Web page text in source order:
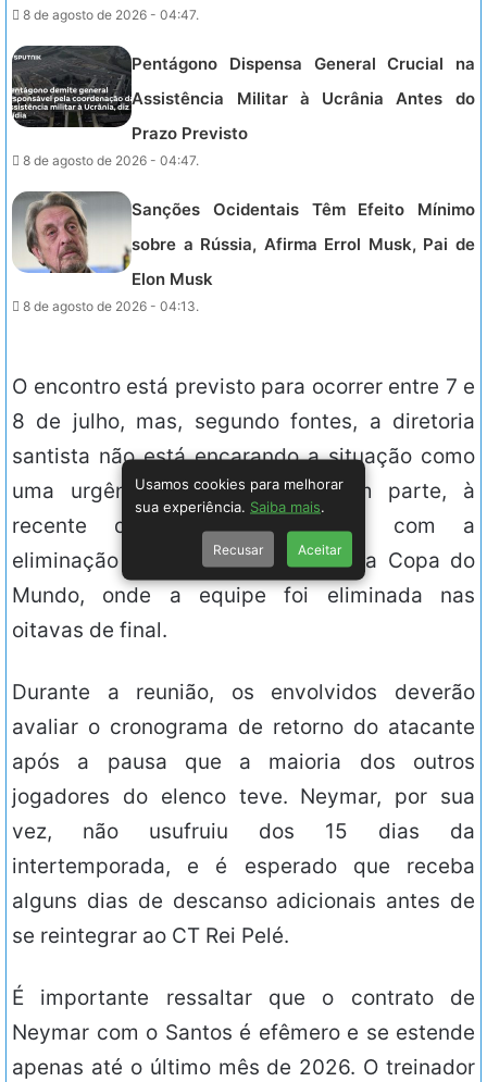
8 de agosto de 2026 - 04:47.
Pentágono Dispensa General Crucial na
Assistência Militar à Ucrânia Antes do
Prazo Previsto
8 de agosto de 2026 - 04:47.
Sanções Ocidentais Têm Efeito Mínimo
sobre a Rússia, Afirma Errol Musk, Pai de
Elon Musk
8 de agosto de 2026 - 04:13.
O encontro está previsto para ocorrer entre 7 e
8 de julho, mas, segundo fontes, a diretoria
santista não está encarando a situação como
uma urgência. Isso se deve, em parte, à
recente desilusão de Neymar com a
eliminação da Seleção Brasileira na Copa do
Mundo, onde a equipe foi eliminada nas
oitavas de final.
Durante a reunião, os envolvidos deverão
avaliar o cronograma de retorno do atacante
após a pausa que a maioria dos outros
jogadores do elenco teve. Neymar, por sua
vez, não usufruiu dos 15 dias da
intertemporada, e é esperado que receba
alguns dias de descanso adicionais antes de
se reintegrar ao CT Rei Pelé.
É importante ressaltar que o contrato de
Neymar com o Santos é efêmero e se estende
apenas até o último mês de 2026. O treinador
Usamos cookies para melhorar
sua experiência. Saiba mais
Recusar Aceitar